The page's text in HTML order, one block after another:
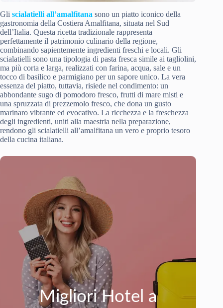
Gli scialatielli all’amalfitana sono un piatto iconico della
gastronomia della Costiera Amalfitana, situata nel Sud
dell’Italia. Questa ricetta tradizionale rappresenta
perfettamente il patrimonio culinario della regione,
combinando sapientemente ingredienti freschi e locali. Gli
scialatielli sono una tipologia di pasta fresca simile ai tagliolini,
ma più corta e larga, realizzati con farina, acqua, sale e un
tocco di basilico e parmigiano per un sapore unico. La vera
essenza del piatto, tuttavia, risiede nel condimento: un
abbondante sugo di pomodoro fresco, frutti di mare misti e
una spruzzata di prezzemolo fresco, che dona un gusto
marinaro vibrante ed evocativo. La ricchezza e la freschezza
degli ingredienti, uniti alla maestria nella preparazione,
rendono gli scialatielli all’amalfitana un vero e proprio tesoro
della cucina italiana.
Migliori Hotel a